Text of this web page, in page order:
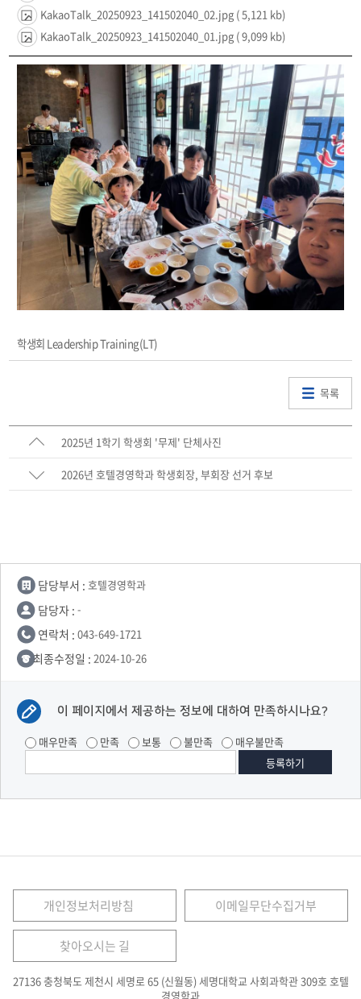
KakaoTalk_20250923_141502040_02.jpg ( 5,121 kb)
KakaoTalk_20250923_141502040_01.jpg ( 9,099 kb)
학생회 Leadership Training(LT)
목록
2025년 1학기 학생회 '무제' 단체사진
2026년 호텔경영학과 학생회장, 부회장 선거 후보
담당부서 : 호텔경영학과
담당자 : -
연락처 : 043-649-1721
최종수정일 : 2024-10-26
이 페이지에서 제공하는 정보에 대하여 만족하시나요?
매우만족 만족 보통 불만족 매우불만족
개인정보처리방침 이메일무단수집거부
찾아오시는 길
27136 충청북도 제천시 세명로 65 (신월동) 세명대학교 사회과학관 309호 호텔
경영학과